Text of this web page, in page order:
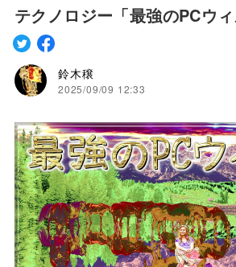
テクノロジー「最強のPCウィ
鈴木穣
2025/09/09 12:33